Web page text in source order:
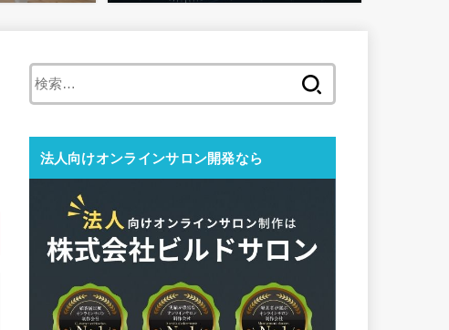
法人向けオンラインサロン開発なら